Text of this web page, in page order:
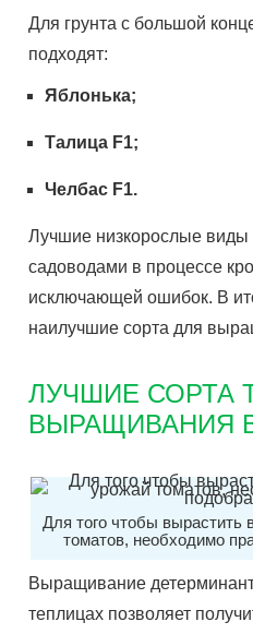
Для грунта с большой
подходят:
Яблонька;
Талица F1;
Челбас F1.
Лучшие низкорослые
садоводами в процессе
исключающей ошибок. В
наилучшие сорта для
ЛУЧШИЕ СОРТА
ВЫРАЩИВАНИЯ
Для того чтобы вырастить
томатов, необходимо
Выращивание
теплицах позволяет